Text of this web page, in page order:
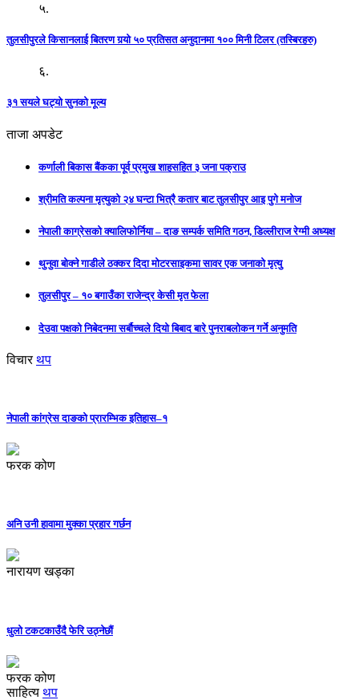
५.
तुलसीपुरले किसानलाई बितरण गर्‍यो ५० प्रतिसत अनुदानमा १०० मिनी टिलर (तस्बिरहरु)
६.
३१ सयले घट्यो सुनको मूल्य
ताजा अपडेट
कर्णाली बिकास बैंकका पूर्व प्रमुख शाहसहित ३ जना पक्राउ
श्रीमति कल्पना मृत्युको २४ घन्टा भित्रै कतार बाट तुलसीपुर आइ पुगे मनोज
नेपाली काग्रेसको क्यालिफोर्निया – दाङ सम्पर्क समिति गठन, डिल्लीराज रेग्मी अध्यक्ष
थुनुवा बोक्ने गाडीले ठक्कर दिदा मोटरसाइकमा सावर एक जनाको मृत्यु
तुलसीपुर – १० बगाउँका राजेन्द्र केसी मृत फेला
देउवा पक्षको निबेदनमा सर्बौच्चले दियो बिबाद बारे पुनराबलोकन गर्ने अनुमति
विचार थप
नेपाली कांग्रेस दाङको प्रारम्भिक इतिहास–१
फरक कोण
अनि उनी हावामा मुक्का प्रहार गर्छन
नारायण खड्का
धुलो टकटकाउँदै फेरि उठ्नेछौं
फरक कोण
साहित्य थप